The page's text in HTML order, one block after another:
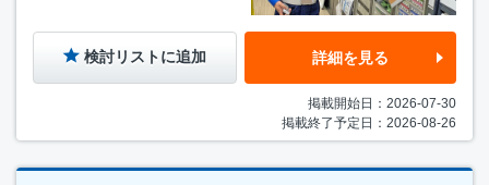
検討リストに追加 詳細を見る
掲載開始日：2026-07-30
掲載終了予定日：2026-08-26